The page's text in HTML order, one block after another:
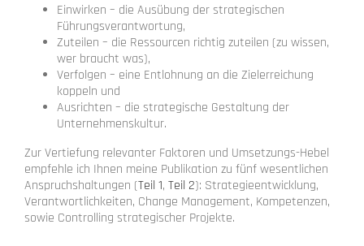
Einwirken – die Ausübung der strategischen
Führungsverantwortung,
Zuteilen – die Ressourcen richtig zuteilen (zu wissen,
wer braucht was),
Verfolgen – eine Entlohnung an die Zielerreichung
koppeln und
Ausrichten – die strategische Gestaltung der
Unternehmenskultur.
Zur Vertiefung relevanter Faktoren und Umsetzungs-Hebel
empfehle ich Ihnen meine Publikation zu fünf wesentlichen
Anspruchshaltungen (Teil 1, Teil 2): Strategieentwicklung,
Verantwortlichkeiten, Change Management, Kompetenzen,
sowie Controlling strategischer Projekte.